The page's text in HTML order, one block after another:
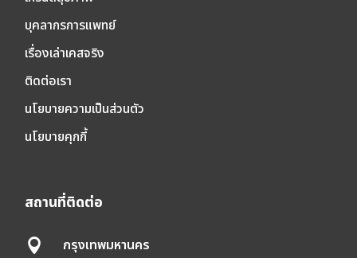
บุคลากรการแพทย์
เรื่องเล่าเคสจริง
ติดต่อเรา
นโยบายความเป็นส่วนตัว
นโยบายคุกกี้
สถานที่ติดต่อ

กรุงเทพมหานคร